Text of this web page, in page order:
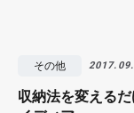
その他
収納法を変える